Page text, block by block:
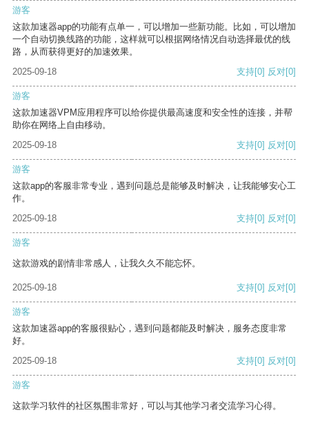
游客
这款加速器app的功能有点单一，可以增加一些新功能。比如，可以增加
一个自动切换线路的功能，这样就可以根据网络情况自动选择最优的线
路，从而获得更好的加速效果。
2025-09-18
支持[0] 反对[0]
游客
这款加速器VPM应用程序可以给你提供最高速度和安全性的连接，并帮
助你在网络上自由移动。
2025-09-18
支持[0] 反对[0]
游客
这款app的客服非常专业，遇到问题总是能够及时解决，让我能够安心工
作。
2025-09-18
支持[0] 反对[0]
游客
这款游戏的剧情非常感人，让我久久不能忘怀。
2025-09-18 支持[0] 反对[0]
游客
这款加速器app的客服很贴心，遇到问题都能及时解决，服务态度非常
好。
2025-09-18
支持[0] 反对[0]
游客
这款学习软件的社区氛围非常好，可以与其他学习者交流学习心得。